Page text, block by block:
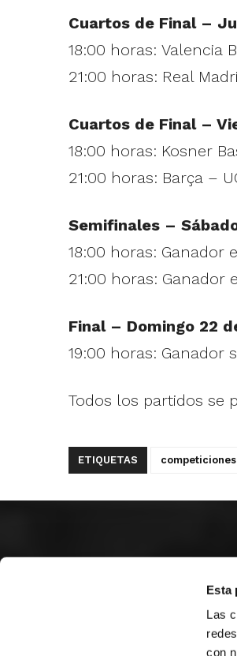
Esta
Las
con
Cuartos de Final –
18:00 horas: Valencia
21:00 horas: Real
Cuartos de Final –
18:00 horas: Kosner
21:00 horas: Barça –
Semifinales –
18:00 horas: Ganador
21:00 horas: Ganador
Final – Domingo 22
19:00 horas: Ganador
Todos los partidos se
ETIQUETAS competiciones